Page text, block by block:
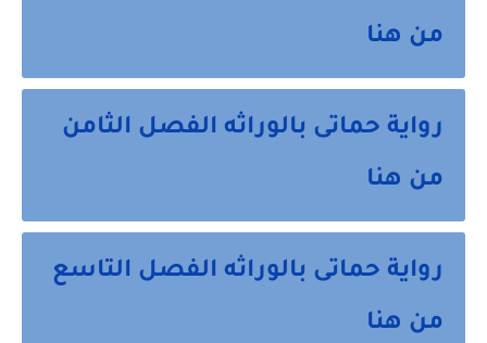
من هنا
رواية حماتى بالوراثه الفصل الثامن
من هنا
رواية حماتى بالوراثه الفصل التاسع
من هنا